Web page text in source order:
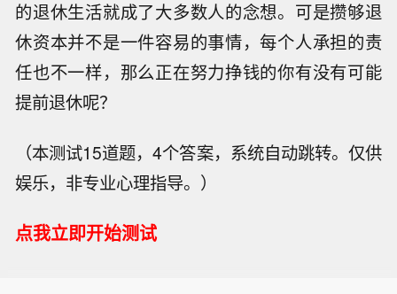
的退休生活就成了大多数人的念想。可是攒够退
休资本并不是一件容易的事情，每个人承担的责
任也不一样，那么正在努力挣钱的你有没有可能
提前退休呢？
（本测试15道题，4个答案，系统自动跳转。仅供
娱乐，非专业心理指导。）
点我立即开始测试